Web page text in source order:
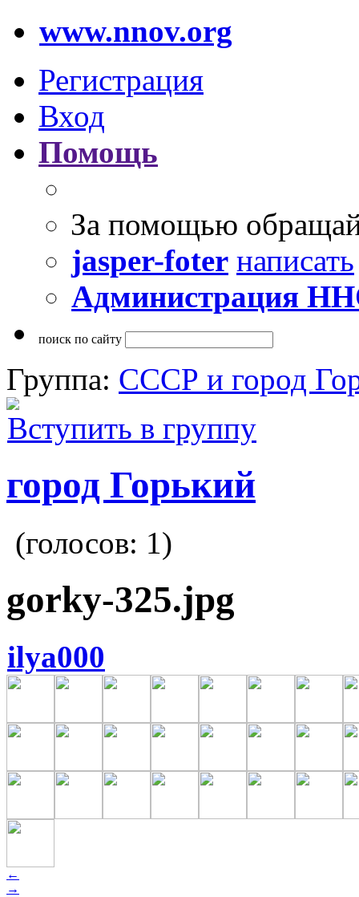
www.nnov.org
Регистрация
Вход
Помощь
За помощью
jasper-foter написать
Администрация
поиск по сайту
Группа: СССР и город
Вступить в группу
город Горький
(голосов: 1)
gorky-325.jpg
ilya000
←
→